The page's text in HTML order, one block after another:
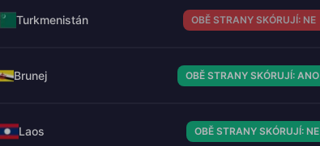
Turkmenistán OBĚ STRANY SKÓRUJÍ: NE
Brunej OBĚ STRANY SKÓRUJÍ: ANO
Laos OBĚ STRANY SKÓRUJÍ: NE